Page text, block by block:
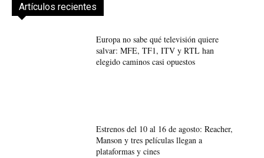
Artículos recientes
Europa no sabe qué televisión quiere
salvar: MFE, TF1, ITV y RTL han
elegido caminos casi opuestos
Estrenos del 10 al 16 de agosto: Reacher,
Manson y tres películas llegan a
plataformas y cines